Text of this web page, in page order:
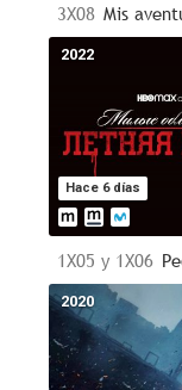
3X08 Mis
Hace 6 días
2022
1X05 y 1X06
2020